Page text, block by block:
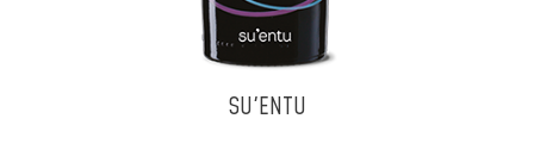
SU'ENTU